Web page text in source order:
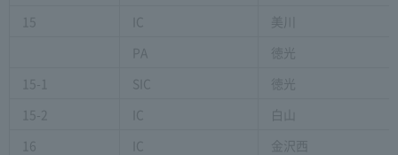
15
IC
美川
PA
徳光
15-1
SIC
徳光
15-2
IC
白山
16
IC
金沢西